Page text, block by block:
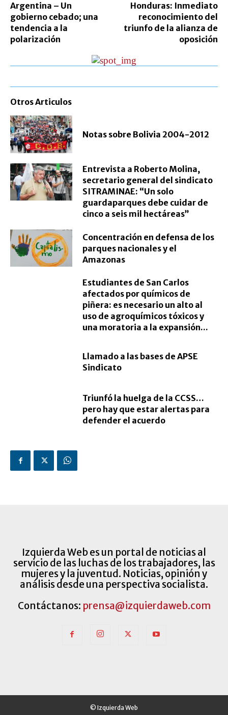
Argentina – Un
gobierno cebado; una
tendencia a la
polarización
Honduras: Inmediato
reconocimiento del
triunfo de la alianza de
oposición
Otros Articulos
Notas sobre Bolivia 2004-2012
Entrevista a Roberto Molina,
secretario general del sindicato
SITRAMINAE: “Un solo
guardaparques debe cuidar de
cinco a seis mil hectáreas”
Concentración en defensa de los
parques nacionales y el
Amazonas
Estudiantes de San Carlos
afectados por químicos de
piñera: es necesario un alto al
uso de agroquímicos tóxicos y
una moratoria a la expansión...
Llamado a las bases de APSE
Sindicato
Triunfó la huelga de la CCSS…
pero hay que estar alertas para
defender el acuerdo
Izquierda Web es un portal de noticias al
servicio de las luchas de los trabajadores, las
mujeres y la juventud. Noticias, opinión y
análisis desde una perspectiva socialista.
Contáctanos: prensa@izquierdaweb.com
© Izquierda Web